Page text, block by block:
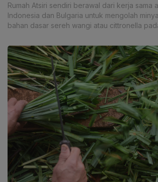
Rumah Atsiri sendiri berawal dari kerja sama
Indonesia dan Bulgaria untuk mengolah
bahan dasar sereh wangi atau cittronella